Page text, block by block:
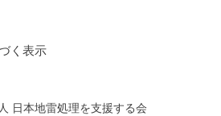
く表示
日本地雷処理を支援する会